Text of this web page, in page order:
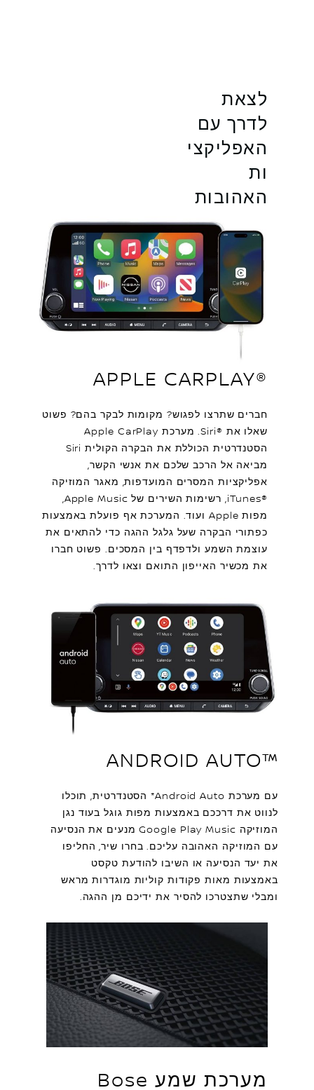
לצאת
לדרך עם
האפליקצי
ות
האהובות
®APPLE CARPLAY
חברים שתרצו לפגוש? מקומות לבקר בהם? פשוט
שאלו את Siri®‎. מערכת Apple CarPlay
הסטנדרטית הכוללת את הבקרה הקולית Siri
מביאה אל הרכב שלכם את אנשי הקשר,
אפליקציות המסרים המועדפות, מאגר המוזיקה
iTunes®‎, רשימות השירים של Apple Music,
מפות Apple ועוד. המערכת אף פועלת באמצעות
כפתורי הבקרה שעל גלגל ההגה כדי להתאים את
עוצמת השמע ולדפדף בין המסכים. פשוט חברו
את מכשיר האייפון התואם וצאו לדרך.
™ANDROID AUTO
עם מערכת Android Auto* הסטנדרטית, תוכלו
לנווט את דרככם באמצעות מפות גוגל בעוד נגן
המוזיקה Google Play Music מנעים את הנסיעה
עם המוזיקה האהובה עליכם. בחרו שיר, החליפו
את יעד הנסיעה או השיבו להודעת טקסט
באמצעות מאות פקודות קוליות מוגדרות מראש
ומבלי שתצטרכו להסיר את ידיכם מן ההגה.
מערכת שמע Bose